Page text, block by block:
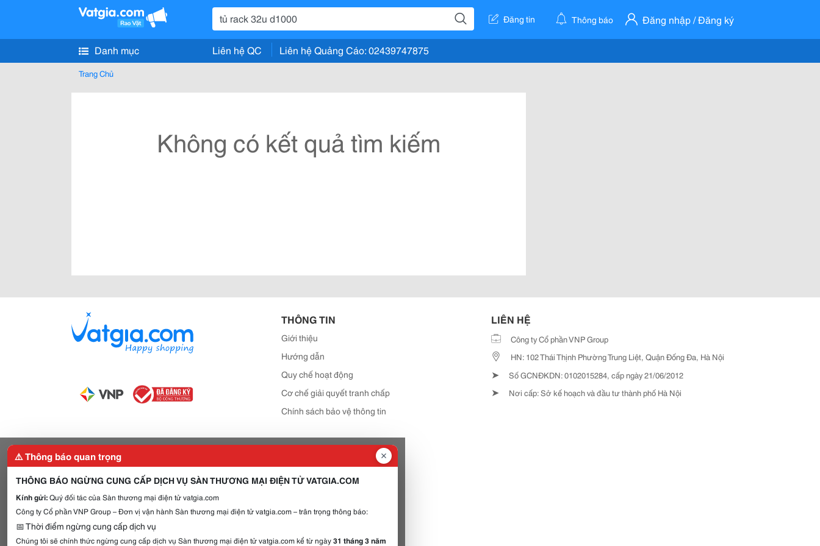
Đăng tin Thông báo Đăng nhập / Đăng ký
Danh mục Liên hệ QC Liên hệ Quảng Cáo: 02439747875
Trang Chủ
Không có kết quả tìm kiếm
THÔNG TIN
Giới thiệu
Hướng dẫn
Quy chế hoạt động
Cơ chế giải quyết tranh chấp
Chính sách bảo vệ thông tin
LIÊN HỆ
Công ty Cổ phần VNP Group
HN: 102 Thái Thịnh Phường Trung Liệt, Quận Đống Đa, Hà Nội
➤ Số GCNĐKDN: 0102015284, cấp ngày 21/06/2012
➤ Nơi cấp: Sở kế hoạch và đầu tư thành phố Hà Nội
⚠️ Thông báo quan trọng
THÔNG BÁO NGỪNG CUNG CẤP DỊCH VỤ SÀN THƯƠNG MẠI ĐIỆN TỬ VATGIA.COM
Kính gửi:Quý đối tác của Sàn thương mại điện tử vatgia.com
Công ty Cổ phần VNP Group – Đơn vị vận hành Sàn thương mại điện tử vatgia.com – trân trọng thông báo:
📅 Thời điểm ngừng cung cấp dịch vụ
Chúng tôi sẽ chính thức ngừng cung cấp dịch vụ Sàn thương mại điện tử vatgia.com kể từ ngày31 tháng 3 năm